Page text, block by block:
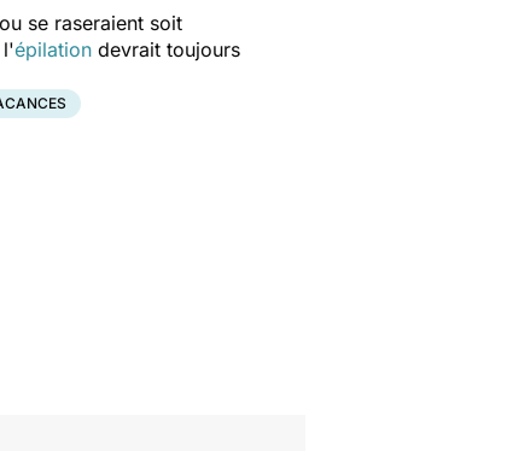
se raseraient soit
l'épilation devrait toujours